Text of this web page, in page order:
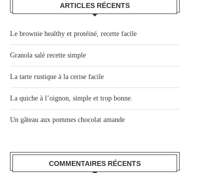
ARTICLES RÉCENTS
Le brownie healthy et protéiné, recette facile
Granola salé recette simple
La tarte rustique à la cerise facile
La quiche à l’oignon, simple et trop bonne.
Un gâteau aux pommes chocolat amande
COMMENTAIRES RÉCENTS